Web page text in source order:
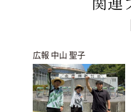
広報 中山 聖子